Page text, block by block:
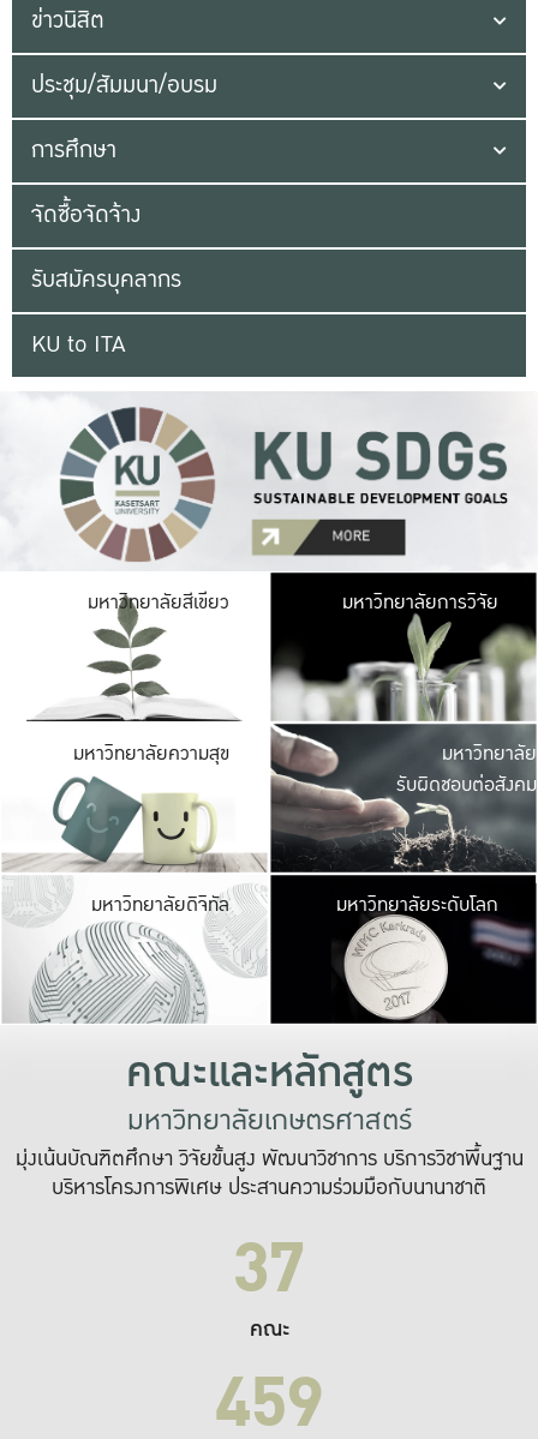
ข่าวนิสิต
ประชุม/สัมมนา/อบรม
การศึกษา
จัดซื้อจัดจ้าง
รับสมัครบุคลากร
KU to ITA
มหาวิทยาลัยสีเขียว มหาวิ
มีพื้นที่เขียวสดใส
เป็นป่าในเมือง เกษต
มหาวิทยาลัยการวิจัย
มหาวิทยาลัยความสุข มหาวิ
ค
เปิดประ
และพบเรื่องราวใ
มหาวิทยาลัย
รับผิดชอบต่อสังคม
มหาวิทยาลัยดิจิทัล มหาวิ
เปลี่ยนแปลง แล
เพื่อทำง
ระบบสารสนเทศ
มหาวิทยาลัยระดับโลก
คณะและหลักสูตร
มหาวิทยาลัยเกษตรศาสตร์
มุ่งเน้นบัณฑิตศึกษา วิจัยขั้นสูง พัฒนาวิชาการ บริการวิชาพื้นฐาน
บริหารโครงการพิเศษ ประสานความร่วมมือกับนานาชาติ
37
คณะ
459